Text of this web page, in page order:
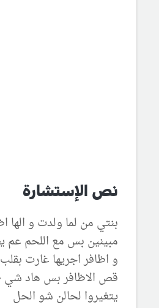
نص الإستشارة
بنتي من لما ولدت و الها
مبينين بس مع اللحم عم
و اظافر اجريها غارت
قص الاظافر بس هاد
يتغيروا لحالن شو الحل